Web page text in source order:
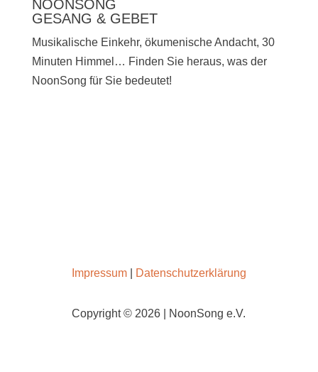
NOONSONG
GESANG & GEBET
Musikalische Einkehr, ökumenische Andacht, 30
Minuten Himmel… Finden Sie heraus, was der
NoonSong für Sie bedeutet!
Impressum| Datenschutzerklärung
Copyright © 2026 | NoonSong e.V.